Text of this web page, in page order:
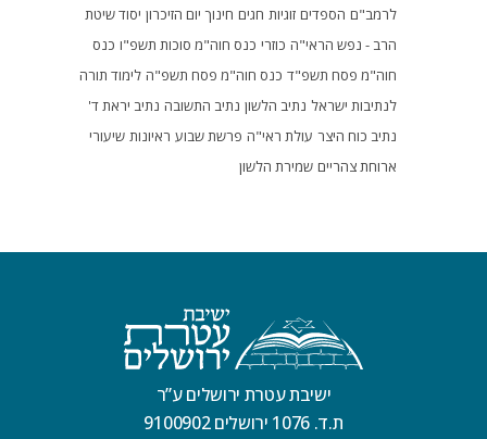
לרמב"ם הספדים זוגיות חגים חינוך יום הזיכרון יסוד שיטת
הרב - נפש הראי"ה כוזרי כנס חוה"מ סוכות תשפ"ו כנס
חוה"מ פסח תשפ"ד כנס חוה"מ פסח תשפ"ה לימוד תורה
לנתיבות ישראל נתיב הלשון נתיב התשובה נתיב יראת ד'
נתיב כוח היצר עולת ראי"ה פרשת שבוע ראיונות שיעורי
ארוחת צהריים שמירת הלשון
ישיבת עטרת ירושלים ע”ר
ת.ד. 1076 ירושלים 9100902